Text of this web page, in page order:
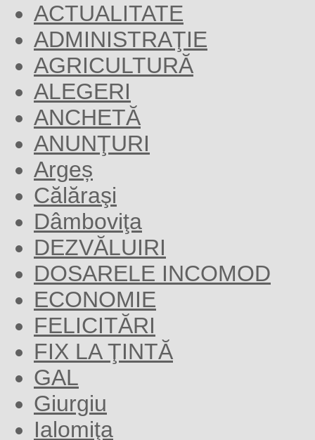
ACTUALITATE
ADMINISTRAŢIE
AGRICULTURĂ
ALEGERI
ANCHETĂ
ANUNŢURI
Argeș
Călăraşi
Dâmboviţa
DEZVĂLUIRI
DOSARELE INCOMOD
ECONOMIE
FELICITĂRI
FIX LA ŢINTĂ
GAL
Giurgiu
Ialomiţa